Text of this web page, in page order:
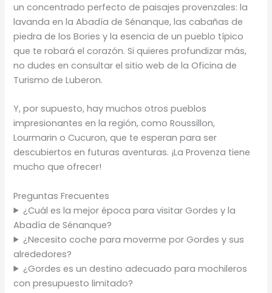
un concentrado perfecto de paisajes provenzales: la
lavanda en la Abadía de Sénanque, las cabañas de
piedra de los Bories y la esencia de un pueblo típico
que te robará el corazón. Si quieres profundizar más,
no dudes en consultar el sitio web de la Oficina de
Turismo de Luberon.
Y, por supuesto, hay muchos otros pueblos
impresionantes en la región, como Roussillon,
Lourmarin o Cucuron, que te esperan para ser
descubiertos en futuras aventuras. ¡La Provenza tiene
mucho que ofrecer!
Preguntas Frecuentes
¿Cuál es la mejor época para visitar Gordes y la
Abadía de Sénanque?
¿Necesito coche para moverme por Gordes y sus
alrededores?
¿Gordes es un destino adecuado para mochileros
con presupuesto limitado?